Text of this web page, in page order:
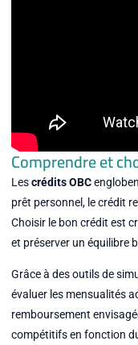
Comprendre et
Lescrédits OBC
prêt personnel, le crédit
Choisir le bon crédit est
et préserver un équilibre
Grâce à des outils de
évaluer les mensualités
remboursement
compétitifs en fonction